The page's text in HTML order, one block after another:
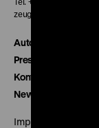
zeughauskino@dhm.de
Autor*innen
Presse
Kontakt
Newsletter
Impressum